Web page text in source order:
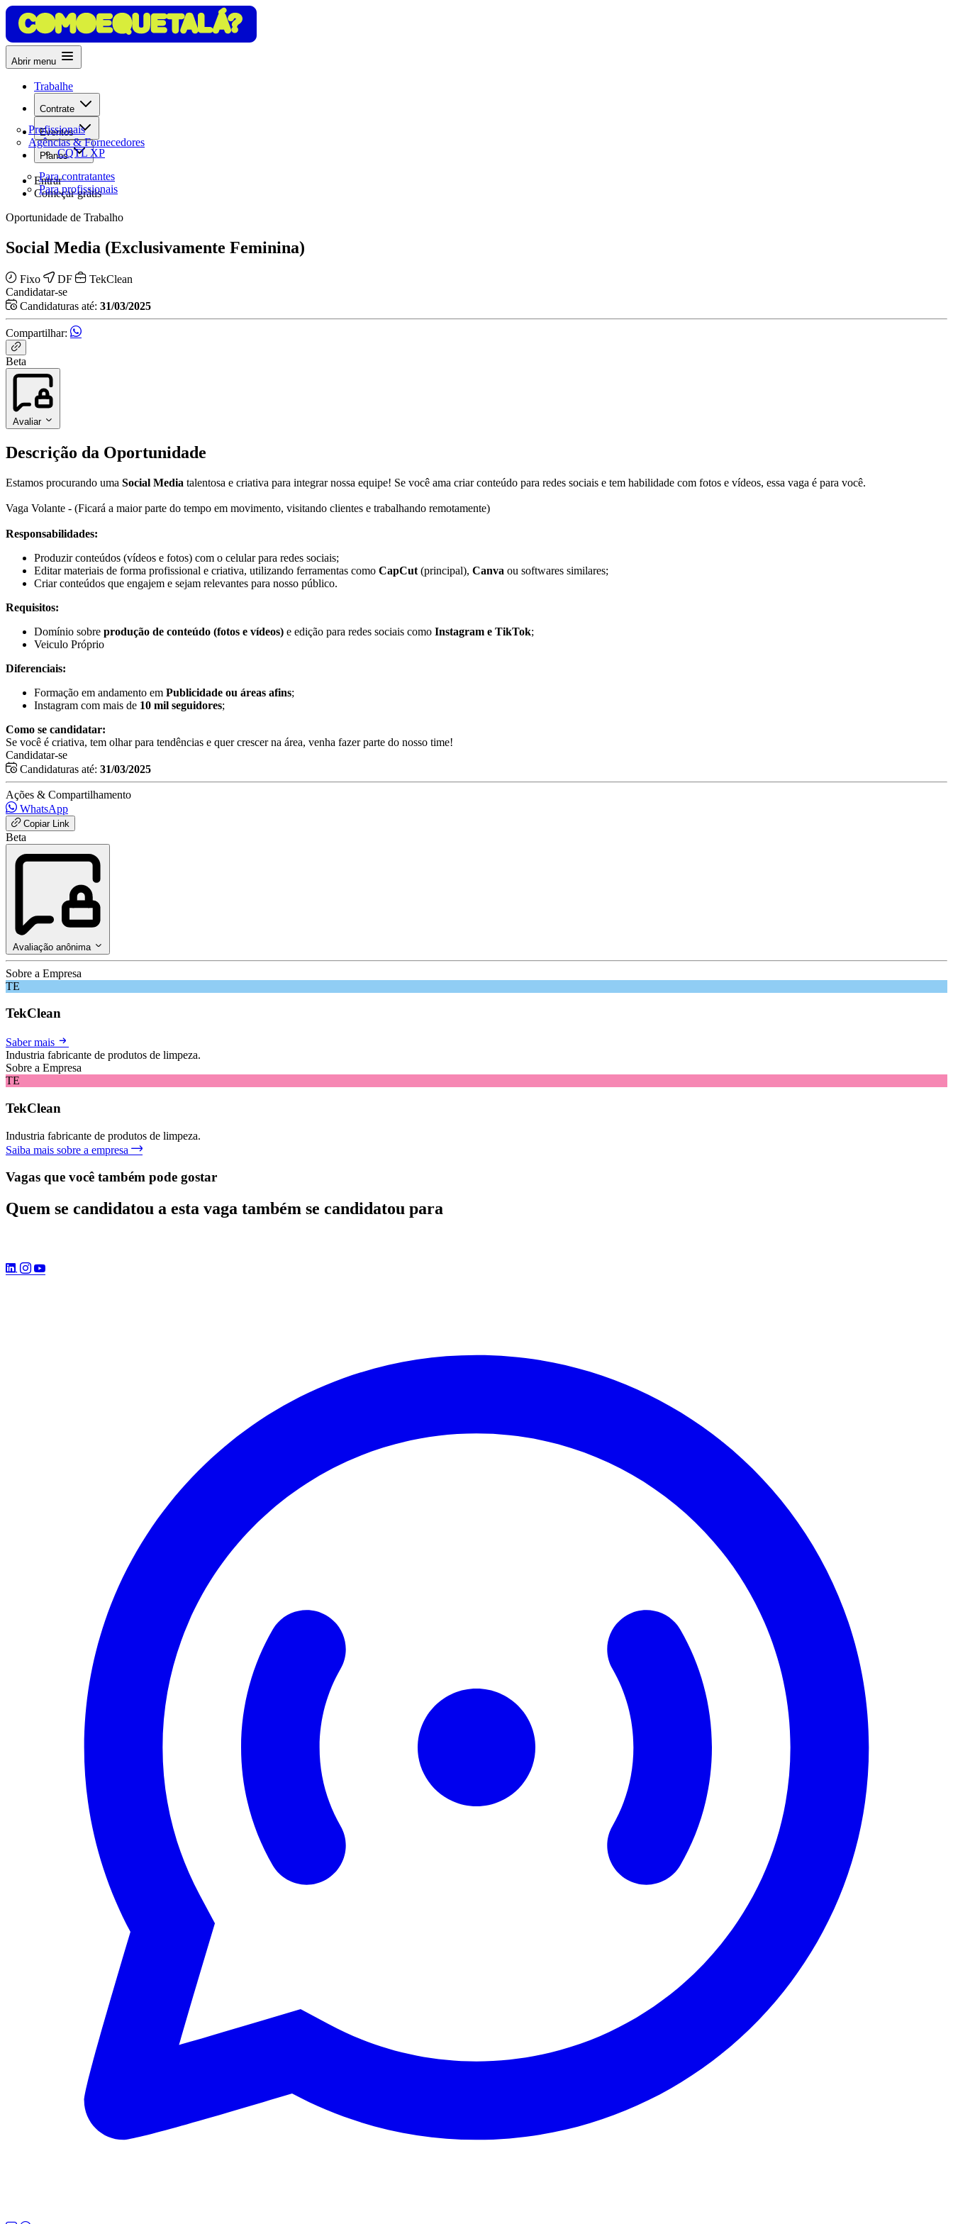
Abrir menu
Trabalhe
Contrate
Profissionais
Agências & Fornecedores
Eventos
CQTL XP
Planos
Para contratantes
Para profissionais
Entrar
Começar grátis
Oportunidade de Trabalho
Social Media (Exclusivamente Feminina)
Fixo DF
TekClean
Candidatar-se
Candidaturas até: 31/03/2025
Compartilhar:
Beta
Avaliar
Descrição da Oportunidade
Estamos procurando uma Social Media talentosa e criativa para integrar nossa equipe! Se você ama criar conteúdo para redes sociais e tem habilidade com fotos e vídeos, essa vaga é para você.
Vaga Volante - (Ficará a maior parte do tempo em movimento, visitando clientes e trabalhando remotamente)
Responsabilidades:
Produzir conteúdos (vídeos e fotos) com o celular para redes sociais;
Editar materiais de forma profissional e criativa, utilizando ferramentas como CapCut (principal), Canva ou softwares similares;
Criar conteúdos que engajem e sejam relevantes para nosso público.
Requisitos:
Domínio sobre produção de conteúdo (fotos e vídeos) e edição para redes sociais como Instagram e TikTok;
Veiculo Próprio
Diferenciais:
Formação em andamento em Publicidade ou áreas afins;
Instagram com mais de 10 mil seguidores;
Como se candidatar:
Se você é criativa, tem olhar para tendências e quer crescer na área, venha fazer parte do nosso time!
Candidatar-se
Candidaturas até: 31/03/2025
Ações & Compartilhamento
WhatsApp
Copiar Link
Beta
Avaliação anônima
Sobre a Empresa
TE
TekClean
Saber mais
Industria fabricante de produtos de limpeza.
Sobre a Empresa
TE
TekClean
Industria fabricante de produtos de limpeza.
Saiba mais sobre a empresa
Vagas que você também pode gostar
Quem se candidatou a esta vaga também se candidatou para